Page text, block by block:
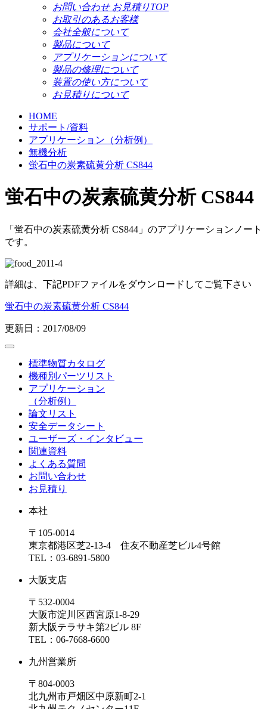
お問い合わせ お見積りTOP
お取引のあるお客様
会社全般について
製品について
アプリケーションについて
製品の修理について
装置の使い方について
お見積りについて
HOME
サポート/資料
アプリケーション（分析例）
無機分析
蛍石中の炭素硫黄分析 CS844
蛍石中の炭素硫黄分析 CS844
「蛍石中の炭素硫黄分析 CS844」のアプリケーションノート
です。
詳細は、下記PDFファイルをダウンロードしてご覧下さい
蛍石中の炭素硫黄分析 CS844
更新日：2017/08/09
標準物質カタログ
機種別パーツリスト
アプリケーション
（分析例）
論文リスト
安全データシート
ユーザーズ・インタビュー
関連資料
よくある質問
お問い合わせ
お見積り
本社
〒105-0014
東京都港区芝2-13-4 住友不動産芝ビル4号館
TEL：03-6891-5800
大阪支店
〒532-0004
大阪市淀川区西宮原1-8-29
新大阪テラサキ第2ビル 8F
TEL：06-7668-6600
九州営業所
〒804-0003
北九州市戸畑区中原新町2-1